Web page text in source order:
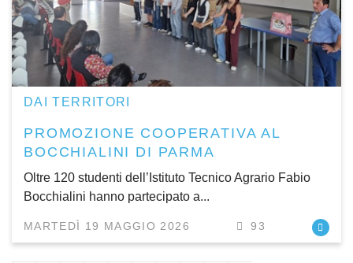
DAI TERRITORI
PROMOZIONE COOPERATIVA AL
BOCCHIALINI DI PARMA
Oltre 120 studenti dell’Istituto Tecnico Agrario Fabio
Bocchialini hanno partecipato a...
MARTEDÌ 19 MAGGIO 2026 93